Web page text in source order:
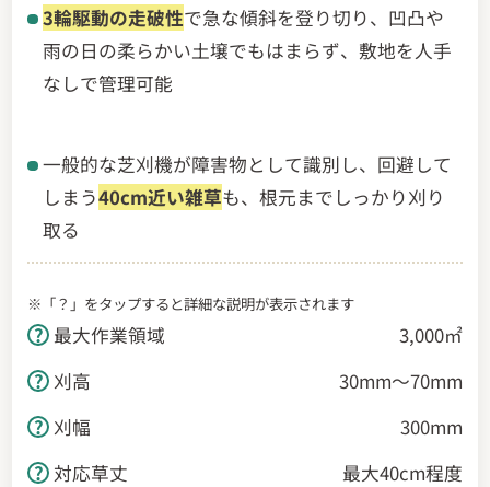
3輪駆動の走破性で急な傾斜を登り切り、凹凸や
雨の日の柔らかい土壌でもはまらず、敷地を人手
なしで管理可能
一般的な芝刈機が障害物として識別し、回避して
しまう40cm近い雑草も、根元までしっかり刈り
取る
※「？」をタップすると詳細な説明が表示されます
最大作業領域
3,000㎡
刈高
30mm～70mm
刈幅
300mm
対応草丈
最大40cm程度